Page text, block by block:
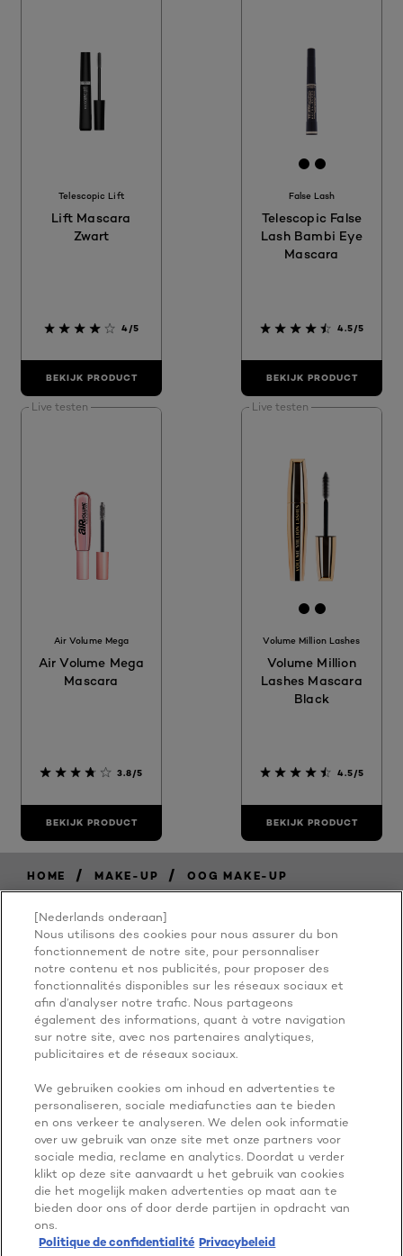
Telescopic Lift
Lift Mascara
Zwart
4/5
BEKIJK PRODUCT
[Color]:
[Color]:
False Lash
Telescopic False
Lash Bambi Eye
Mascara
4.5/5
BEKIJK PRODUCT
Live testen
Air Volume Mega
Air Volume Mega
Mascara
3.8/5
BEKIJK PRODUCT
Live testen
[Color]:
[Color]:
Volume Million Lashes
Volume Million
Lashes Mascara
Black
4.5/5
BEKIJK PRODUCT
HOME / MAKE-UP / OOG MAKE-UP
BECAUSE
YOU'RE
WORTH IT
NOG MEER ONTDEKKEN
ADDRESS
[Nederlands onderaan]
Nous utilisons des cookies pour nous assurer du bon
fonctionnement de notre site, pour personnaliser
notre contenu et nos publicités, pour proposer des
fonctionnalités disponibles sur les réseaux sociaux et
afin d’analyser notre trafic. Nous partageons
également des informations, quant à votre navigation
sur notre site, avec nos partenaires analytiques,
publicitaires et de réseaux sociaux.
We gebruiken cookies om inhoud en advertenties te
personaliseren, sociale mediafuncties aan te bieden
en ons verkeer te analyseren. We delen ook informatie
over uw gebruik van onze site met onze partners voor
sociale media, reclame en analytics. Doordat u verder
klikt op deze site aanvaardt u het gebruik van cookies
die het mogelijk maken advertenties op maat aan te
bieden door ons of door derde partijen in opdracht van
ons.
Politique de confidentialité Privacybeleid